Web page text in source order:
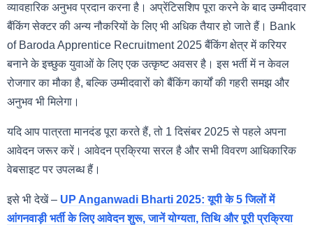
व्यावहारिक अनुभव प्रदान करना है। अप्रेंटिसशिप पूरा करने के बाद उम्मीदवार
बैंकिंग सेक्टर की अन्य नौकरियों के लिए भी अधिक तैयार हो जाते हैं। Bank
of Baroda Apprentice Recruitment 2025 बैंकिंग क्षेत्र में करियर
बनाने के इच्छुक युवाओं के लिए एक उत्कृष्ट अवसर है। इस भर्ती में न केवल
रोजगार का मौका है, बल्कि उम्मीदवारों को बैंकिंग कार्यों की गहरी समझ और
अनुभव भी मिलेगा।
यदि आप पात्रता मानदंड पूरा करते हैं, तो 1 दिसंबर 2025 से पहले अपना
आवेदन जरूर करें। आवेदन प्रक्रिया सरल है और सभी विवरण आधिकारिक
वेबसाइट पर उपलब्ध हैं।
इसे भी देखें – UP Anganwadi Bharti 2025: यूपी के 5 जिलों में
आंगनवाड़ी भर्ती के लिए आवेदन शुरू, जानें योग्यता, तिथि और पूरी प्रक्रिया